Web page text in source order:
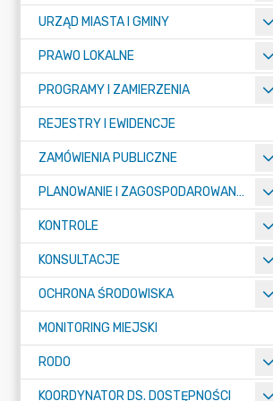
URZĄD MIASTA I GMINY
PRAWO LOKALNE
PROGRAMY I ZAMIERZENIA
REJESTRY I EWIDENCJE
ZAMÓWIENIA PUBLICZNE
PLANOWANIE I ZAGOSPODAROWANIE PRZESTRZENNE
KONTROLE
KONSULTACJE
OCHRONA ŚRODOWISKA
MONITORING MIEJSKI
RODO
KOORDYNATOR DS. DOSTĘPNOŚCI